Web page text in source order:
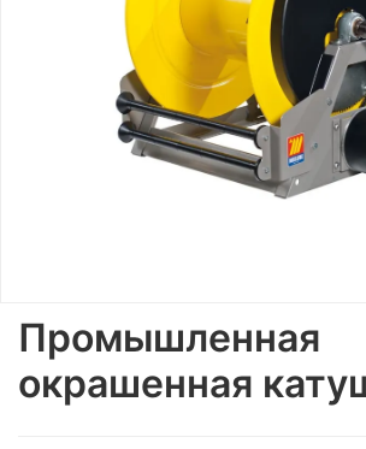
Промышленная
окрашенная